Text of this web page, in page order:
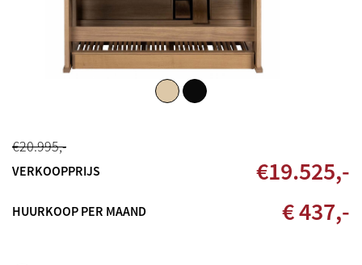
€20.995,-
VERKOOPPRIJS €19.525,-
HUURKOOP PER MAAND € 437,-